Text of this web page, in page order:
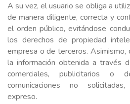
A su vez, el usuario se obliga a
de manera diligente, correcta y
el orden público, evitándose
los derechos de propiedad
empresa o de terceros. Asimismo,
la información obtenida a través
comerciales, publicitarios o
comunicaciones no
expreso.